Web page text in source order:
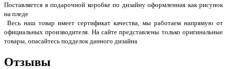
Поставляется в подарочной коробке по дизайну оформленная как рисунок
на пледе
Весь наш товар имеет сертификат качества, мы работаем напрямую от
официальных производителя. На сайте представлены только оригинальные
товары, опасайтесь подделок данного дизайна
Отзывы